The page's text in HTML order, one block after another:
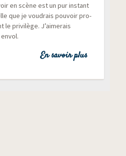
en scène est un pur ins­tant
que je vou­drais pou­voir pro­
le pri­vi­lège. J’aimerais
En savoir plus